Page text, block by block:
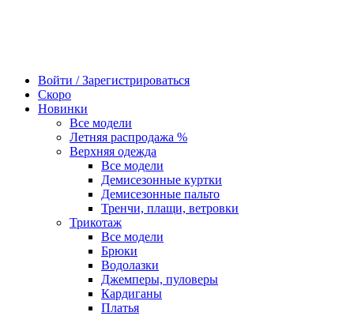
Войти / Зарегистрироваться
Скоро
Новинки
Все модели
Летняя распродажа %
Верхняя одежда
Все модели
Демисезонные куртки
Демисезонные пальто
Тренчи, плащи, ветровки
Трикотаж
Все модели
Брюки
Водолазки
Джемперы, пуловеры
Кардиганы
Платья